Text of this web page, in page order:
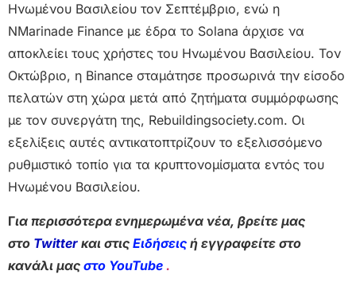
Ηνωμένου Βασιλείου τον Σεπτέμβριο, ενώ η
NMarinade Finance με έδρα τo Solana άρχισε να
αποκλείει τους χρήστες του Ηνωμένου Βασιλείου. Τον
Οκτώβριο, η Binance σταμάτησε προσωρινά την είσοδο
πελατών στη χώρα μετά από ζητήματα συμμόρφωσης
με τον συνεργάτη της, Rebuildingsociety.com. Οι
εξελίξεις αυτές αντικατοπτρίζουν το εξελισσόμενο
ρυθμιστικό τοπίο για τα κρυπτονομίσματα εντός του
Ηνωμένου Βασιλείου.
Για περισσότερα ενημερωμένα νέα, βρείτε μας
στο Twitter και στις Ειδήσεις ή εγγραφείτε στο
κανάλι μας στο YouTube .